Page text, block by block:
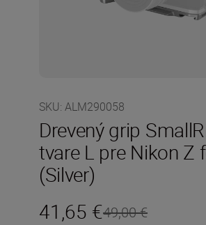
SKU: ALM290058
Drevený grip
tvare L pre Nikon Z
(Silver)
41,65 €49,00 €